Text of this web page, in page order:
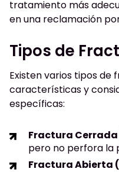
tratamiento más
en una reclamación
Tipos de
Existen varios tipos de
características y
específicas:
Fractura
pero no perfora la
Fractura Abierta